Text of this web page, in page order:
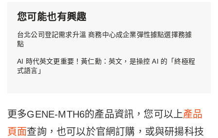
您可能也有興趣
台北公司登記需求升溫 商務中心成企業彈性據點選擇務據
點
AI 時代英文更重要！黃仁勳：英文，是操控 AI 的「終極程
式語言」
更多GENE-MTH6的產品資訊，您可以上產品
頁面查詢，也可以於官網訂購，或與研揚科技